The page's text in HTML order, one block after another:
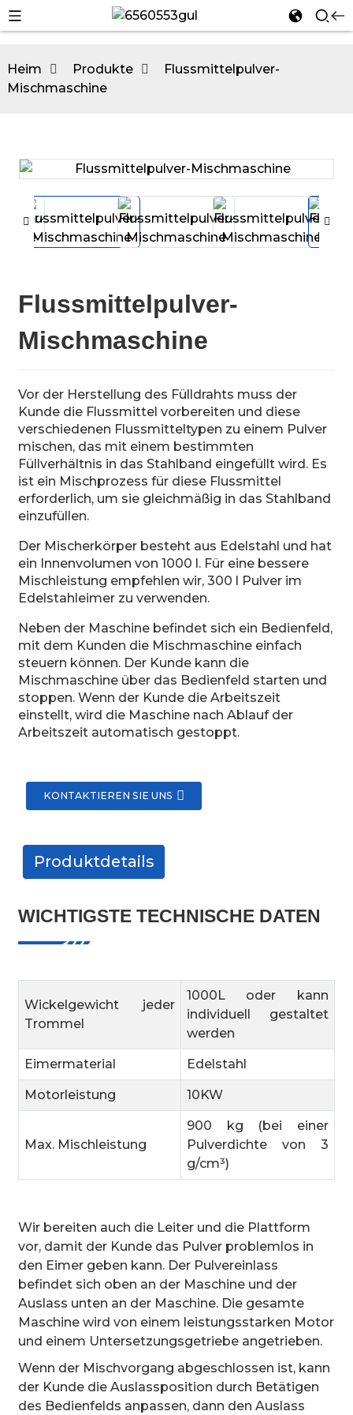
Heim Produkte
Flussmittelpulver-
Mischmaschine
Flussmittelpulver-
Mischmaschine
Vor der Herstellung des Fülldrahts muss der
Kunde die Flussmittel vorbereiten und diese
verschiedenen Flussmitteltypen zu einem Pulver
mischen, das mit einem bestimmten
Füllverhältnis in das Stahlband eingefüllt wird. Es
ist ein Mischprozess für diese Flussmittel
erforderlich, um sie gleichmäßig in das Stahlband
einzufüllen.
Der Mischerkörper besteht aus Edelstahl und hat
ein Innenvolumen von 1000 l. Für eine bessere
Mischleistung empfehlen wir, 300 l Pulver im
Edelstahleimer zu verwenden.
Neben der Maschine befindet sich ein Bedienfeld,
mit dem Kunden die Mischmaschine einfach
steuern können. Der Kunde kann die
Mischmaschine über das Bedienfeld starten und
stoppen. Wenn der Kunde die Arbeitszeit
einstellt, wird die Maschine nach Ablauf der
Arbeitszeit automatisch gestoppt.
KONTAKTIEREN SIE UNS
Produktdetails
WICHTIGSTE TECHNISCHE DATEN
Wickelgewicht jeder
Trommel
1000L oder kann
individuell gestaltet
werden
Eimermaterial Edelstahl
Motorleistung 10KW
Max. Mischleistung
900 kg (bei einer
Pulverdichte von 3
g/cm³)
Wir bereiten auch die Leiter und die Plattform
vor, damit der Kunde das Pulver problemlos in
den Eimer geben kann. Der Pulvereinlass
befindet sich oben an der Maschine und der
Auslass unten an der Maschine. Die gesamte
Maschine wird von einem leistungsstarken Motor
und einem Untersetzungsgetriebe angetrieben.
Wenn der Mischvorgang abgeschlossen ist, kann
der Kunde die Auslassposition durch Betätigen
des Bedienfelds anpassen, dann den Auslass